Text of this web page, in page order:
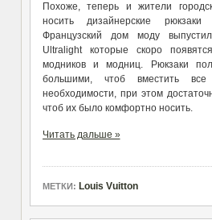
Похоже, теперь и жители
носить дизайнерские
Французский дом моду
Ultralight которые скоро
модников и модниц. Рюкзаки
большими, чтоб вместить
необходимости, при этом
чтоб их было комфортно носить.
Читать дальше »
МЕТКИ: Louis Vuitton